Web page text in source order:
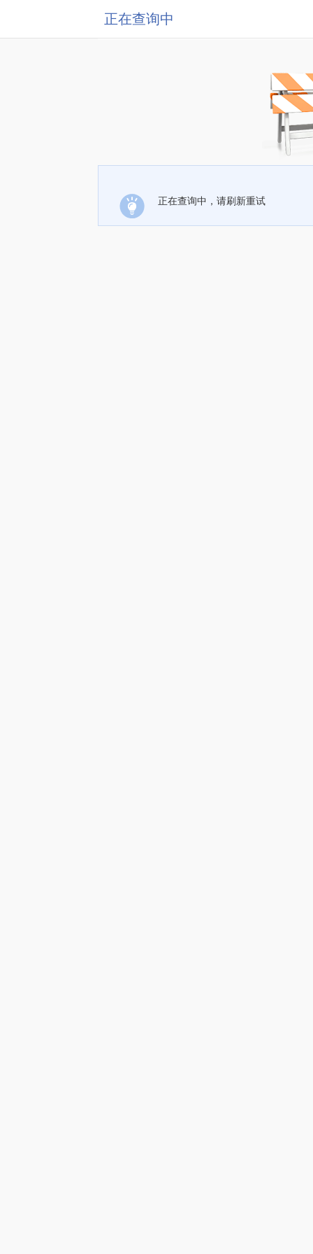
正在查询中
正在查询中，请刷新重试